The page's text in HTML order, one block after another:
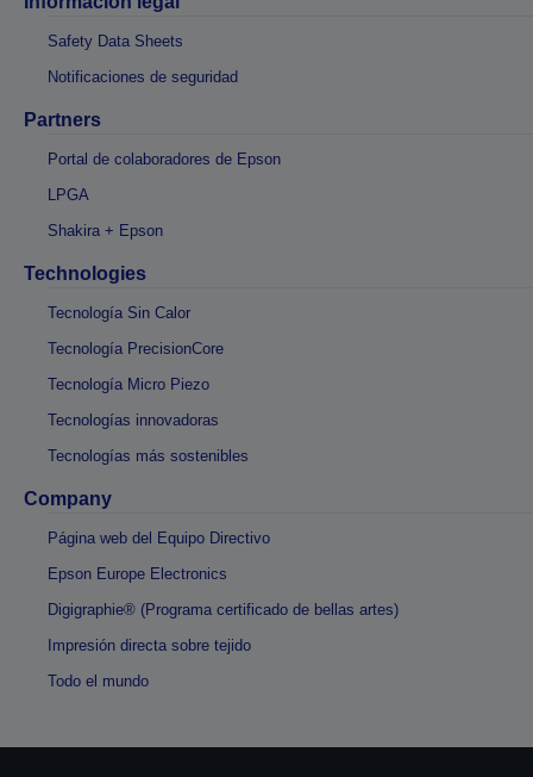
Safety Data Sheets
Notificaciones de seguridad
Partners
Portal de colaboradores de Epson
LPGA
Shakira + Epson
Technologies
Tecnología Sin Calor
Tecnología PrecisionCore
Tecnología Micro Piezo
Tecnologías innovadoras
Tecnologías más sostenibles
Company
Página web del Equipo Directivo
Epson Europe Electronics
Digigraphie® (Programa certificado de bellas artes)
Impresión directa sobre tejido
Todo el mundo